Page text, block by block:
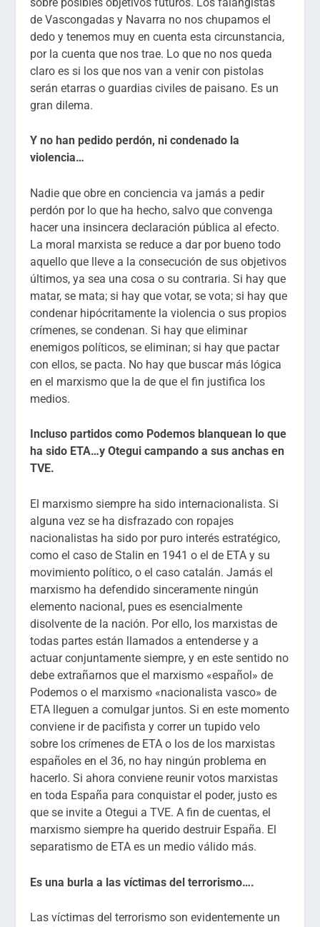
de Vascongadas y Navarra no nos chupamos el
dedo y tenemos muy en cuenta esta circunstancia,
por la cuenta que nos trae. Lo que no nos queda
claro es si los que nos van a venir con pistolas
serán etarras o guardias civiles de paisano. Es un
gran dilema.
Y no han pedido perdón, ni condenado la
violencia…
Nadie que obre en conciencia va jamás a pedir
perdón por lo que ha hecho, salvo que convenga
hacer una insincera declaración pública al efecto.
La moral marxista se reduce a dar por bueno todo
aquello que lleve a la consecución de sus objetivos
últimos, ya sea una cosa o su contraria. Si hay que
matar, se mata; si hay que votar, se vota; si hay que
condenar hipócritamente la violencia o sus propios
crímenes, se condenan. Si hay que eliminar
enemigos políticos, se eliminan; si hay que pactar
con ellos, se pacta. No hay que buscar más lógica
en el marxismo que la de que el fin justifica los
medios.
Incluso partidos como Podemos blanquean lo que
ha sido ETA…y Otegui campando a sus anchas en
TVE.
El marxismo siempre ha sido internacionalista. Si
alguna vez se ha disfrazado con ropajes
nacionalistas ha sido por puro interés estratégico,
como el caso de Stalin en 1941 o el de ETA y su
movimiento político, o el caso catalán. Jamás el
marxismo ha defendido sinceramente ningún
elemento nacional, pues es esencialmente
disolvente de la nación. Por ello, los marxistas de
todas partes están llamados a entenderse y a
actuar conjuntamente siempre, y en este sentido no
debe extrañarnos que el marxismo «español» de
Podemos o el marxismo «nacionalista vasco» de
ETA lleguen a comulgar juntos. Si en este momento
conviene ir de pacifista y correr un tupido velo
sobre los crímenes de ETA o los de los marxistas
españoles en el 36, no hay ningún problema en
hacerlo. Si ahora conviene reunir votos marxistas
en toda España para conquistar el poder, justo es
que se invite a Otegui a TVE. A fin de cuentas, el
marxismo siempre ha querido destruir España. El
separatismo de ETA es un medio válido más.
Es una burla a las víctimas del terrorismo….
Las víctimas del terrorismo son evidentemente un